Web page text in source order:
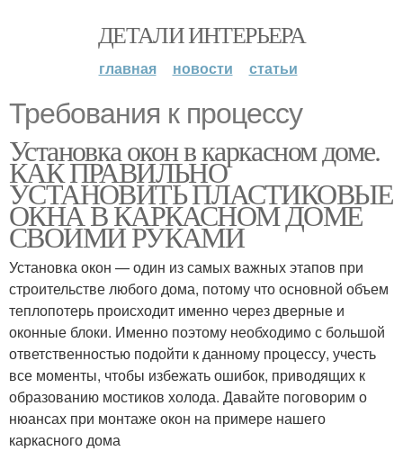
ДЕТАЛИ ИНТЕРЬЕРА
главная новости статьи
Требования к процессу
Установка окон в каркасном доме.
КАК ПРАВИЛЬНО
УСТАНОВИТЬ ПЛАСТИКОВЫЕ
ОКНА В КАРКАСНОМ ДОМЕ
СВОИМИ РУКАМИ
Установка окон — один из самых важных этапов при
строительстве любого дома, потому что основной объем
теплопотерь происходит именно через дверные и
оконные блоки. Именно поэтому необходимо с большой
ответственностью подойти к данному процессу, учесть
все моменты, чтобы избежать ошибок, приводящих к
образованию мостиков холода. Давайте поговорим о
нюансах при монтаже окон на примере нашего
каркасного дома